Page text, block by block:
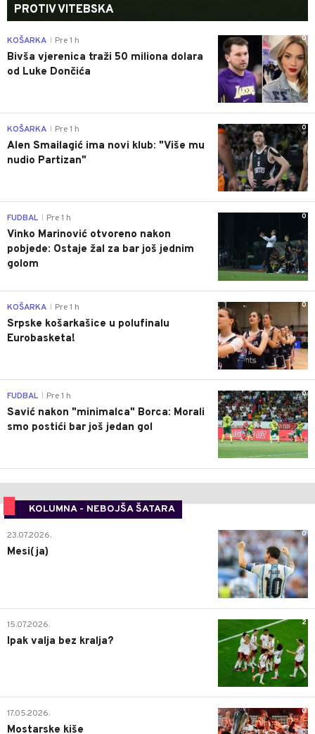
PROTIV VITEBSKA
0
KOŠARKA Pre 1 h
Bivša vjerenica traži 50 miliona dolara
od Luke Dončića
0
KOŠARKA Pre 1 h
Alen Smailagić ima novi klub: "Više mu
nudio Partizan"
0
FUDBAL Pre 1 h
Vinko Marinović otvoreno nakon
pobjede: Ostaje žal za bar još jednim
golom
0
KOŠARKA Pre 1 h
Srpske košarkašice u polufinalu
Eurobasketa!
0
FUDBAL Pre 1 h
Savić nakon "minimalca" Borca: Morali
smo postići bar još jedan gol
KOLUMNA - NEBOJŠA ŠATARA
0
23.07.2026.
Mesi(ja)
2
15.07.2026.
Ipak valja bez kralja?
0
17.05.2026.
Mostarske kiše